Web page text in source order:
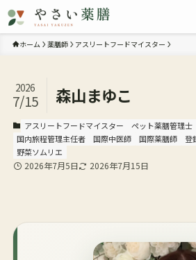
ホーム 薬膳師 アスリートフードマイスター
森山まゆこ
2026
7/15
アスリートフードマイスター ペット薬膳管理士
国内旅程管理主任者
国際中医師 国際薬膳師 登
野菜ソムリエ
2026年7月5日 2026年7月15日